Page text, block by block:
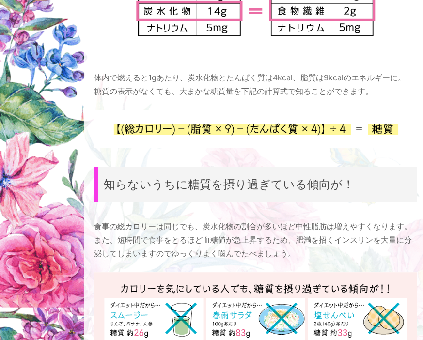
体内で燃えると1gあたり、炭水化物とたんぱく質は4kcal、脂質は9kcalのエネルギーに。
糖質の表示がなくても、大まかな糖質量を下記の計算式で知ることができます。
知らないうちに糖質を摂り過ぎている傾向が！
食事の総カロリーは同じでも、炭水化物の割合が多いほど中性脂肪は増えやすくなります。
また、短時間で食事をとるほど血糖値が急上昇するため、肥満を招くインスリンを大量に分
泌してしまいますのでゆっくりよく噛んでたべましょう。